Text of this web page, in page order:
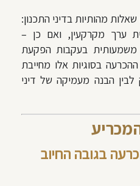
מהותיות בדיני התכנון:
ערך מקרקעין, ואם כן –
בעקבות הפקעת
בסוגיות אלו מחייבת
הבנה מעמיקה של דיני
בגובה החיוב